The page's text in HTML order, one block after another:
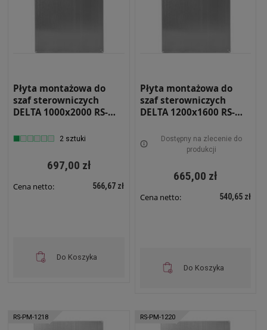
Płyta montażowa do
szaf sterowniczych
DELTA 1000x2000 RS-
2 sztuki
697,00 zł
Cena netto: 566,67 zł
Do Koszyka
Płyta montażowa do
szaf sterowniczych
DELTA 1200x1600 RS-
Dostępny na zlecenie do
produkcji
665,00 zł
Cena netto: 540,65 zł
Do Koszyka
RS-PM-1218 RS-PM-1220